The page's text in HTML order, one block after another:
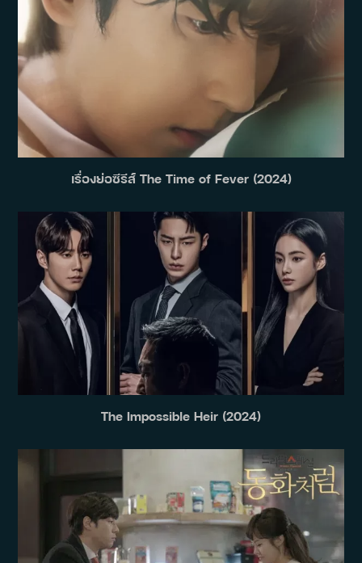
เรื่องย่อซีรีส์ The Time of Fever (2024)
The Impossible Heir (2024)